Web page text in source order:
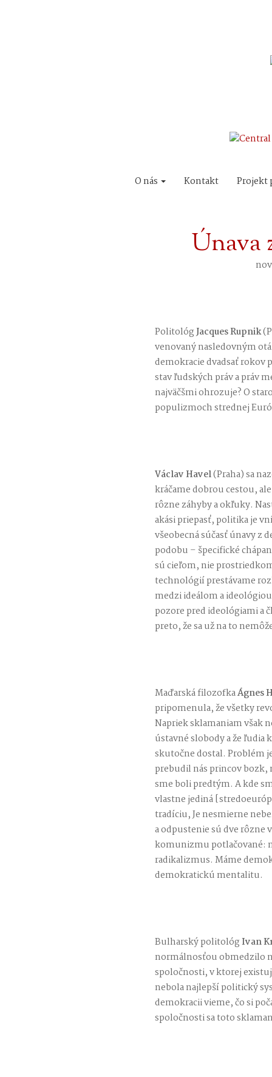
O nás Kontakt Projekt
Únava
PolitológJacques Rupnik
venovaný nasledovným
demokracie dvadsať rokov
stav ľudských práv a práv
najväčšmi ohrozuje? O
populizmoch strednej
Václav Havel(Praha) sa
kráčame dobrou cestou,
rôzne záhyby a okľuky.
akási priepasť, politika je
všeobecná súčasť únavy z
podobu – špecifické
sú cieľom, nie
technológií prestávame
medzi ideálom a
pozore pred ideológiami a
preto, že sa už na to
Maďarská filozofkaÁgnes
pripomenula, že všetky
Napriek sklamaniam však
ústavné slobody a že ľudia
skutočne dostal. Problém
prebudil nás princov bozk,
sme boli predtým. A kde
vlastne jediná
tradíciu, Je nesmierne
a odpustenie sú dve rôzne
komunizmu potlačované:
radikalizmus. Máme
demokratickú mentalitu.
Bulharský politológIvan
normálnosťou obmedzilo
spoločnosti, v ktorej
nebola najlepší politický
demokracii vieme, čo si
spoločnosti sa toto